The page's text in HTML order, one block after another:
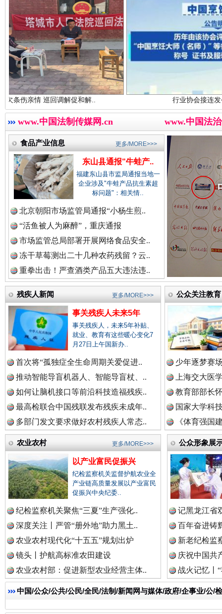
中国农业新闻网.
中国视频新闻网.
中国廉政法纪网.
中国律师在线.
中国参政网.中
“后车司机肯定在骂我” 全民健
世界屋脊 天路回响
红船起航处 潮起向未来
三年瞒报超千万 隐匿收入偷税被查处..
祁连巍巍树丰碑 高回报
调解促和解.. 行业协会接连发公告
www.中国法制传媒网.cn www.中国法
食品产业信息
东山县通报“牛蛙产..
福建东山县市监局通报当地一
企业涉及"牛蛙产品抗生素超
标问题"：相关情..
北京朝阳市场监管局通报“小杨生煎..
“活鱼被人为麻醉”，重庆通报
市场监管总局部署开展网络食品安全..
冻干草莓测出二十几种农药残留？云..
重拳出击！严查酒类产品五大违法违..
更多/MORE>>>
残疾人新闻
事关残疾人未来5年
事关残疾人，未来5年补贴、
就业、教育有这些暖心变化7
月27日上午国新办..
首次将“孤独症全生命周期关爱促进..
推动智能导盲机器人、智能导盲杖、..
如何让脑机接口等前沿科技造福残疾..
最高检联合中国残联发布残疾未成年..
多部门发文要求做好农村残疾人常态..
更多/MORE>>> 公众关注教育
少年逐梦赛
上海交大医
教育部部长
国家大学科
《体育强国
农业农村
以产业富民促振兴
纪检监察机关监督护航农业全
产业链高质量发展以产业富民
促振兴中央纪委..
纪检监察机关聚焦“三夏”生产强化..
深度关注丨严管“册外地”助力黑土..
农业农村现代化“十五五”规划出炉
镜头丨护航高标准农田建设
农业农村部：促进新型农业经营主体..
更多/MORE>>> 公众形象展
记黑龙江省
百年奋进铸
新老纪检监
庆祝中国共
战火记忆丨
中国/公众/公共/公民/全民/法制/新闻网与媒体/政府/企事业/公/